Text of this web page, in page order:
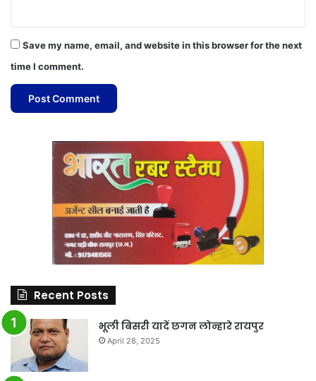
Save my name, email, and website in this browser for the next
time I comment.
Recent Posts
भूली बिसरी यादें छगन लोन्हारे रायपुर
April 28, 2025